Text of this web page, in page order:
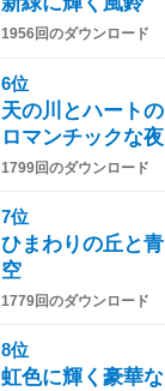
1956回のダウンロード
6位
天の川とハートの
ロマンチックな夜
1799回のダウンロード
7位
ひまわりの丘と青
空
1779回のダウンロード
8位
虹色に輝く豪華な